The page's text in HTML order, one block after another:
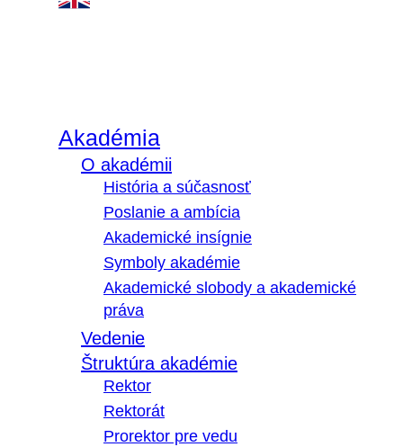
Akadémia
O akadémii
História a súčasnosť
Poslanie a ambícia
Akademické insígnie
Symboly akadémie
Akademické slobody a akademické
práva
Vedenie
Štruktúra akadémie
Rektor
Rektorát
Prorektor pre vedu